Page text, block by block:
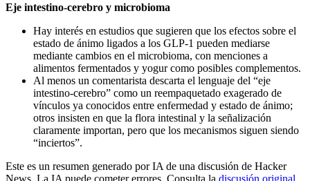
Eje intestino-cerebro y microbioma
Hay interés en estudios que sugieren que los efectos sobre el
estado de ánimo ligados a los GLP‑1 pueden mediarse
mediante cambios en el microbioma, con menciones a
alimentos fermentados y yogur como posibles complementos.
Al menos un comentarista descarta el lenguaje del “eje
intestino-cerebro” como un reempaquetado exagerado de
vínculos ya conocidos entre enfermedad y estado de ánimo;
otros insisten en que la flora intestinal y la señalización
claramente importan, pero que los mecanismos siguen siendo
“inciertos”.
Este es un resumen generado por IA de una discusión de Hacker
News. La IA puede cometer errores. Consulta la discusión original